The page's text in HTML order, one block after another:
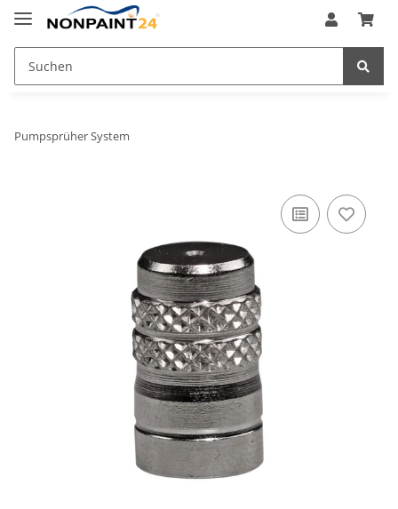
Pumpsprüher System